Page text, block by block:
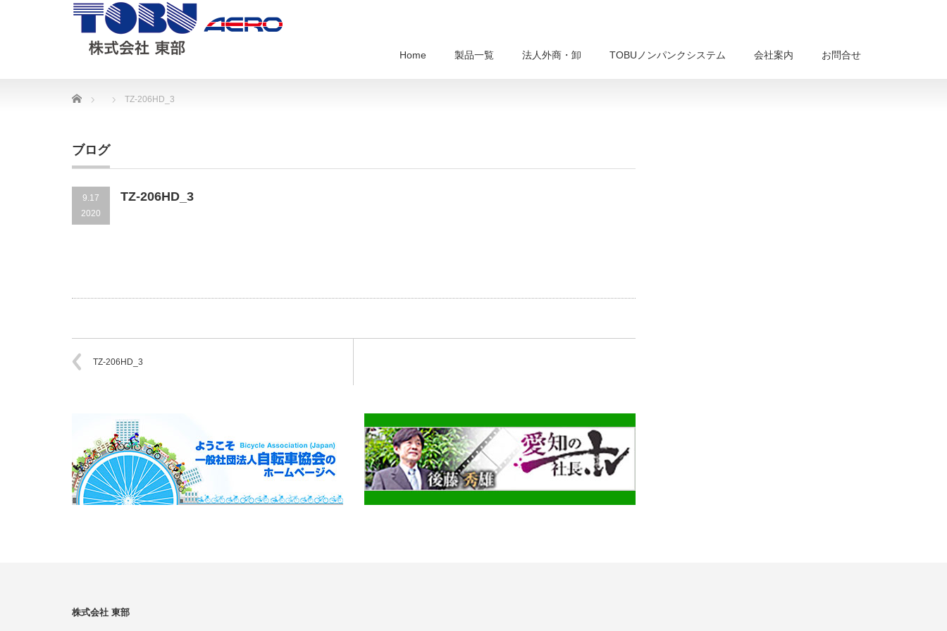
Home 製品一覧 法人外商・卸 TOBUノンパンクシステム 会社案内 お問合せ
Home TZ-206HD_3
ブログ
9.17
2020
TZ-206HD_3
TZ-206HD_3
株式会社 東部